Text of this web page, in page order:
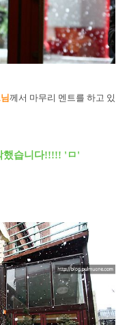
께서 마무리 멘트를 하고 있
했습니다!!!!! 'ㅁ'